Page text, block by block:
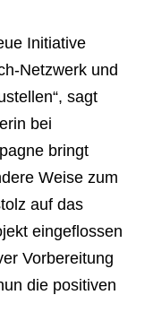
Initiative
Netzwerk und
sagt
bei
bringt
Weise zum
auf das
eingeflossen
Vorbereitung
die positiven